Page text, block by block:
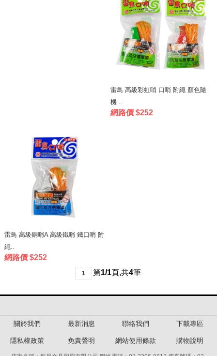
雷鳥 高級彩虹哨 口哨 附繩 顏色隨
機 ..
網路價 $252
雷鳥 高級銅哨A 高級鐵哨 鐵口哨 附
繩..
網路價 $252
1 第1/1頁,共4筆
關於我們 最新消息 聯絡我們 下載專區
隱私權政策 免責聲明 網站使用條款 購物說明